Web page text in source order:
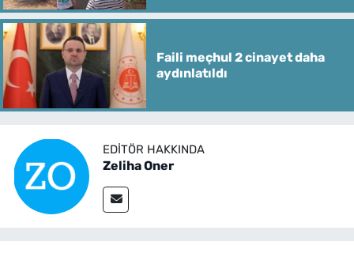
Faili meçhul 2 cinayet daha
aydınlatıldı
EDITÖR HAKKINDA
Zeliha Oner